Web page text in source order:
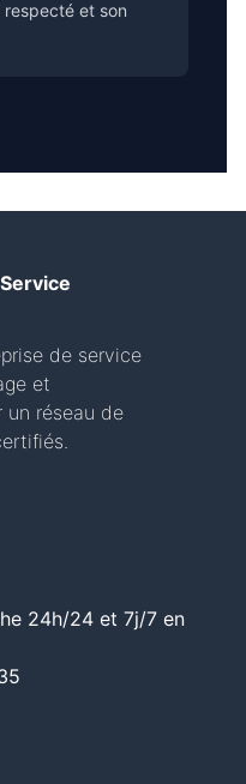
et son
de service
et
un réseau de
24h/24 et 7j/7 en